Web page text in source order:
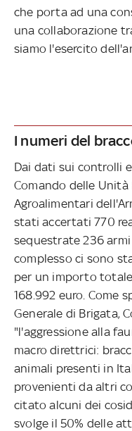
che porta ad una
una collaborazione
siamo l'esercito
I numeri del
Dai dati sui controlli
Comando delle
Agroalimentari
stati accertati 770
sequestrate 236
complesso ci sono
per un importo
168.992 euro. Come
Generale di Brigata,
"l'aggressione alla
macro direttrici:
animali presenti in
provenienti da altri
citato alcuni dei
svolge il 50% delle